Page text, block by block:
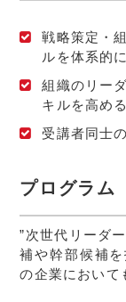
戦略策定・
ルを体系的
組織のリー
キルを高める
受講者同士
プログラム
”次世代リーダ
補や幹部候補
の企業において